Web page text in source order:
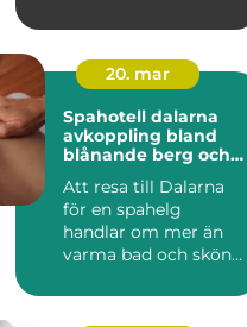
20. mar
Spahotell dalarna
avkoppling bland
blånande berg och
Att resa till Dalarna
för en spahelg
handlar om mer än
varma bad och sköna
Regionen fö...